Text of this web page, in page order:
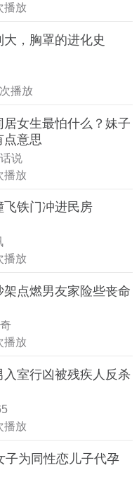
播放
大，胸罩的进化史
播放
居女生最怕什么？妹子
点意思
说
播放
飞铁门冲进民房
播放
架点燃男友家险些丧命
播放
入室行凶被残疾人反杀
播放
子为同性恋儿子代孕